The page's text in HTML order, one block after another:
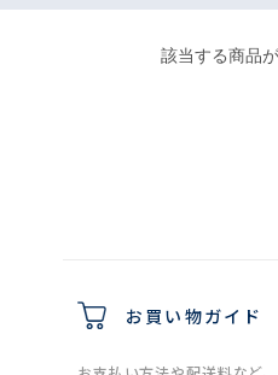
該当する商品
お買い物ガイド